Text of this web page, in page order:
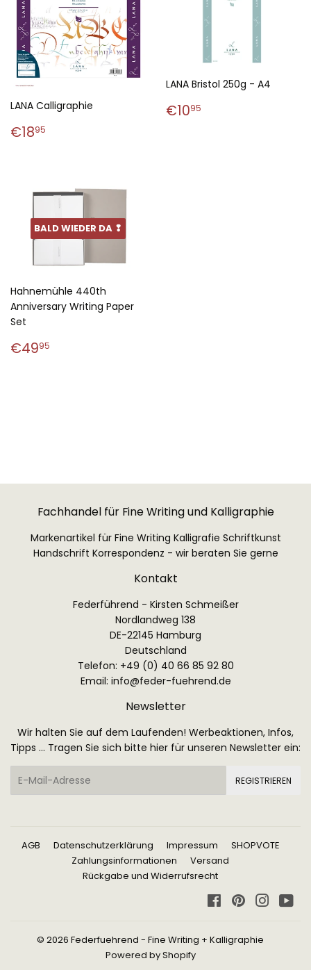
LANA Calligraphie
Normaler
€1895
LANA Bristol 250g - A4
Normaler
€1095
BALD WIEDER DA ❢
Hahnemühle 440th
Anniversary Writing Paper
Set
Normaler
€4995
Fachhandel für Fine Writing und Kalligraphie
Markenartikel für Fine Writing Kalligrafie Schriftkunst
Handschrift Korrespondenz - wir beraten Sie gerne
Kontakt
Federführend - Kirsten Schmeißer
Nordlandweg 138
DE-22145 Hamburg
Deutschland
Telefon: +49 (0) 40 66 85 92 80
Email: info@feder-fuehrend.de
Newsletter
Wir halten Sie auf dem Laufenden! Werbeaktionen, Infos,
Tipps ... Tragen Sie sich bitte hier für unseren Newsletter ein:
E-
REGISTRIEREN
AGB Datenschutzerklärung Impressum
SHOPVOTE
Zahlungsinformationen
Versand
Rückgabe und Widerrufsrecht
FacebookPinterest
© 2026 Federfuehrend - Fine Writing + Kalligraphie
Powered by Shopify